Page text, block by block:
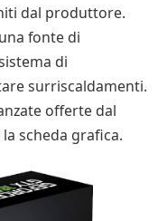
dal produttore.
fonte di
di
surriscaldamenti.
offerte dal
scheda grafica.